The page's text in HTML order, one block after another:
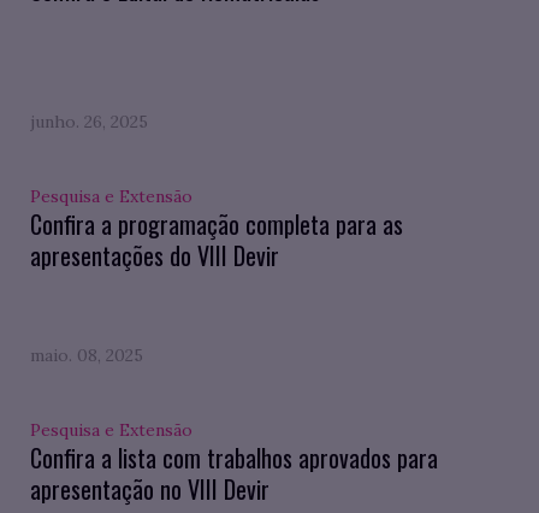
junho. 26, 2025
Pesquisa e Extensão
Confira a programação completa para as
apresentações do VIII Devir
maio. 08, 2025
Pesquisa e Extensão
Confira a lista com trabalhos aprovados para
apresentação no VIII Devir